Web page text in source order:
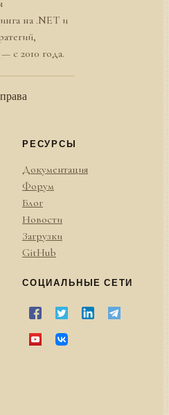
на .NET и
с 2010 года.
РЕСУРСЫ
Документация
Форум
Блог
Новости
Загрузки
GitHub
СОЦИАЛЬНЫЕ СЕТИ